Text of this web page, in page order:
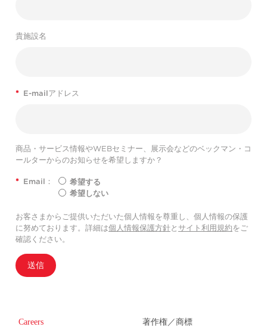
貴施設名
* E-mailアドレス
商品・サービス情報やWEBセミナー、展示会などのベックマン・コ
ールターからのお知らせを希望しますか？
* Email：
希望する
希望しない
お客さまからご提供いただいた個人情報を尊重し、個人情報の保護
に努めております。詳細は個人情報保護方針と サイト利用規約をご
確認ください。
送信
Careers 著作権／商標